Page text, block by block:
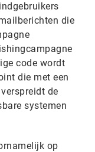
die
code wordt
die met een
de
systemen
op